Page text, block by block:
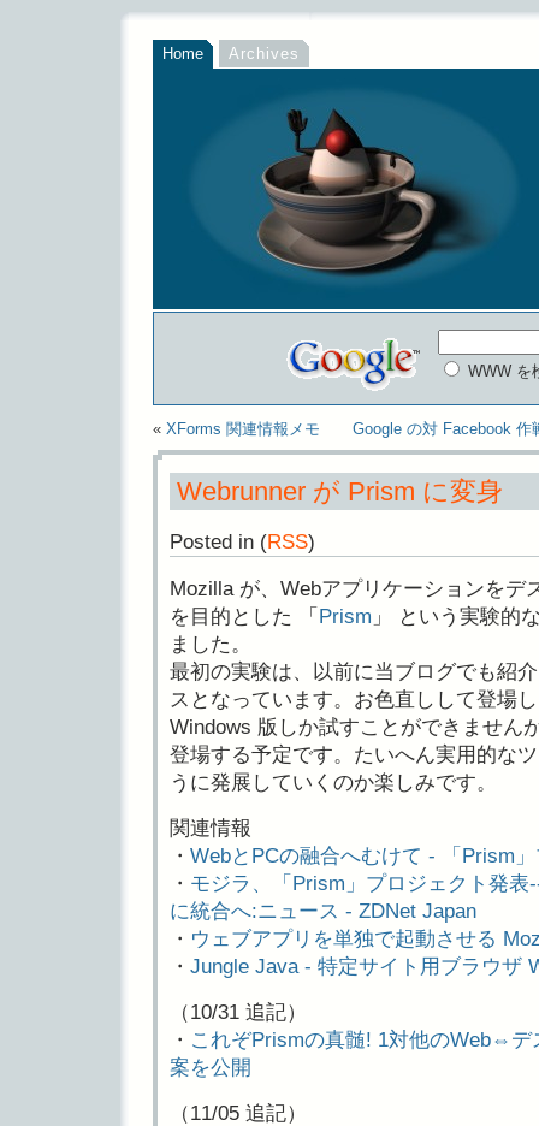
Home Archives
WWW を
« XForms 関連情報メモ Google の対 Facebook 作
Webrunner が Prism に変身
Posted in (RSS)
Mozilla が、Webアプリケーションをデ
を目的とした 「 Prism 」 という実験的
ました。
最初の実験は、以前に当ブログでも紹
スとなっています。お色直しして登場
Windows 版しか試すことができません
登場する予定です。たいへん実用的な
うに発展していくのか楽しみです。
関連情報
・ WebとPCの融合へむけて - 「Prism
・ モジラ、「Prism」プロジェクト発
に統合へ:ニュース - ZDNet Japan
・ ウェブアプリを単独で起動させる
・ Jungle Java - 特定サイト用ブラウザ
（10/31 追記）
・ これぞPrismの真髄! 1対他のWeb⇔
案を公開
（11/05 追記）